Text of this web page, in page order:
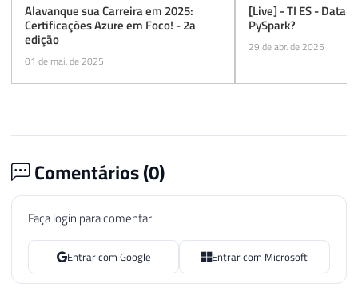
Alavanque sua Carreira em 2025:
Certificações Azure em Foco! - 2a
edição
01 de mai. de 2025
[Live] - TI ES -
PySpark?
29 de abr. de 2025
Comentários (0)
Faça login para comentar:
Entrar com Google Entrar com Microsoft